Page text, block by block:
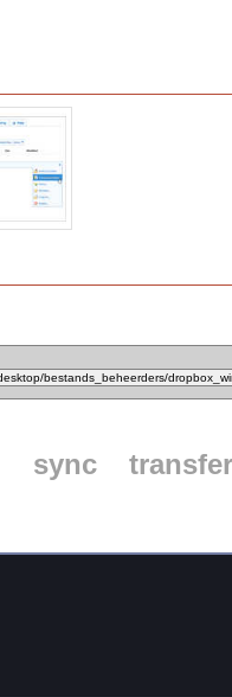
sync
transfer